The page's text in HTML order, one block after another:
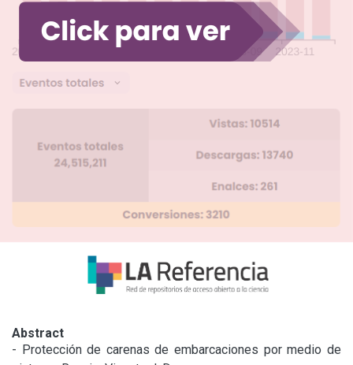
Abstract
- Protección de carenas de embarcaciones por medio de